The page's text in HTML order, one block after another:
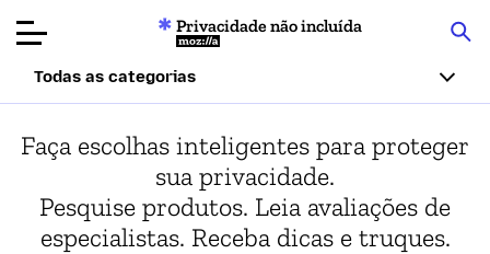
Avaliações de
produtos
Artigos
Privacidade não incluída
Mozilla
Todas as categorias
Faça escolhas inteligentes para proteger
sua privacidade.
Pesquise produtos. Leia avaliações de
especialistas. Receba dicas e truques.